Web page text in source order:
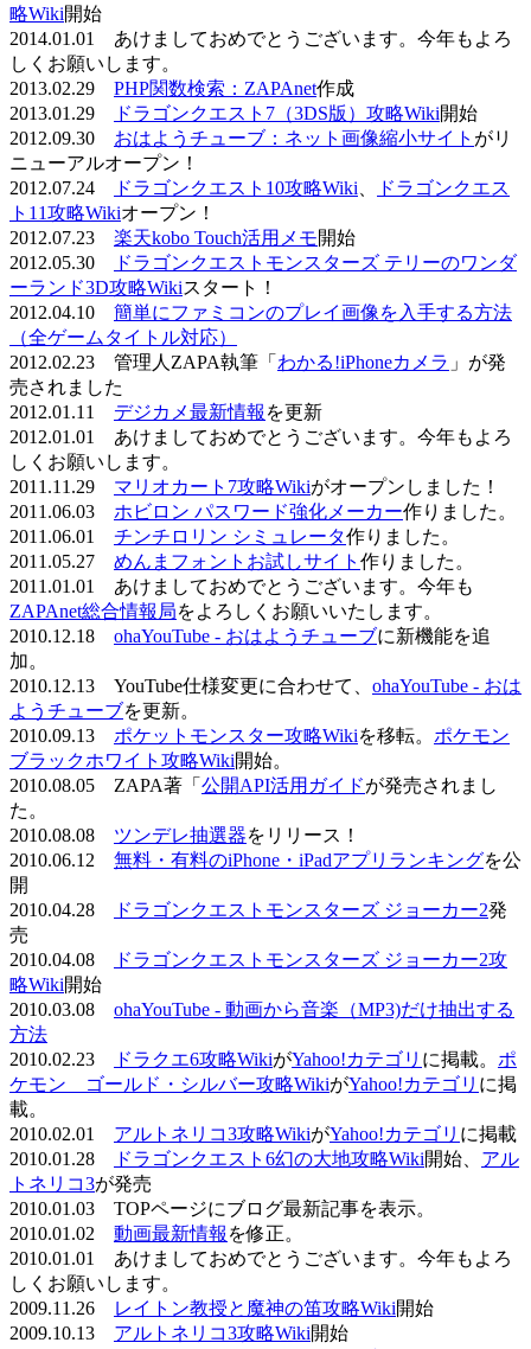
略Wiki開始
2014.01.01 あけましておめでとうございます。今年もよろ
しくお願いします。
2013.02.29 PHP関数検索：ZAPAnet作成
2013.01.29
ドラゴンクエスト7（3DS版）攻略Wiki開始
2012.09.30 おはようチューブ：ネット画像縮小サイト がリ
ニューアルオープン！
2012.07.24
ドラゴンクエスト10攻略Wiki
ドラゴンクエス
ト11攻略Wikiオープン！
2012.07.23 楽天kobo Touch活用メモ開始
2012.05.30
ドラゴンクエストモンスターズ テリーのワンダ
ーランド3D攻略Wikiスタート！
2012.04.10 簡単にファミコンのプレイ画像を入手する方法
（全ゲームタイトル対応）
2012.02.23 管理人ZAPA執筆「 わかる!iPhoneカメラ 」が発
売されました
2012.01.11 デジカメ最新情報 を更新
2012.01.01 あけましておめでとうございます。今年もよろ
しくお願いします。
2011.11.29 マリオカート7攻略Wikiがオープンしました！
2011.06.03 ホビロン パスワード強化メーカー作りました。
2011.06.01 チンチロリン シミュレータ作りました。
2011.05.27 めんまフォントお試しサイト 作りました。
2011.01.01 あけましておめでとうございます。今年も
ZAPAnet総合情報局をよろしくお願いいたします。
2010.12.18 ohaYouTube - おはようチューブに新機能を追
加。
2010.12.13 YouTube仕様変更に合わせて、 ohaYouTube - おは
ようチューブを更新。
2010.09.13 ポケットモンスター攻略Wikiを移転。 ポケモン
ブラックホワイト攻略Wiki開始。
2010.08.05 ZAPA著「 公開API活用ガイドが発売されまし
た。
2010.08.08 ツンデレ抽選器をリリース！
2010.06.12 無料・有料のiPhone・iPadアプリランキングを公
開
2010.04.28
ドラゴンクエストモンスターズ ジョーカー2発
売
2010.04.08
ドラゴンクエストモンスターズ ジョーカー2攻
略Wiki開始
2010.03.08 ohaYouTube - 動画から音楽（MP3)だけ抽出する
方法
2010.02.23
ドラクエ6攻略WikiがYahoo!カテゴリ に掲載。 ポ
ケモン ゴールド・シルバー攻略WikiがYahoo!カテゴリ に掲
載。
2010.02.01 アルトネリコ3攻略WikiがYahoo!カテゴリ に掲載
2010.01.28
ドラゴンクエスト6幻の大地攻略Wiki開始、 アル
トネリコ3が発売
2010.01.03 TOPページにブログ最新記事を表示。
2010.01.02 動画最新情報 を修正。
2010.01.01 あけましておめでとうございます。今年もよろ
しくお願いします。
2009.11.26
レイトン教授と魔神の笛攻略Wiki開始
2009.10.13 アルトネリコ3攻略Wiki開始